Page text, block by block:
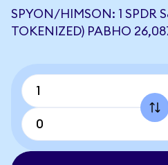
SPYON/HIMSON: 1 SPDR
TOKENIZED) РАВНО